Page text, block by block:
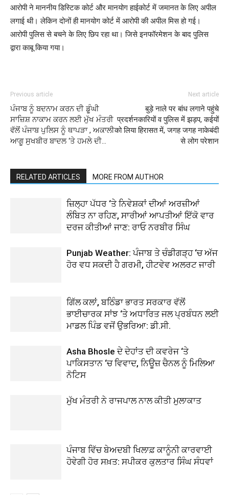
आरोपी ने माननीय डिस्टिक कोर्ट और मानयोग हाईकोर्ट में जमानत के लिए अपील
लगाई थी। लेकिन दोनों ही मानयोग कोर्ट में आरोपी की अपील मिस हो गई।
आरोपी पुलिस से बचने के लिए छिप रहा था। जिसे इनफॉरमेशन के बाद पुलिस
द्वारा काबू किया गया।
Previous article
ਪੰਜਾਬ ਨੂੰ ਬਦਨਾਮ ਕਰਨ ਦੀ ਡੂੰਘੀ
ਸਾਜ਼ਿਸ਼ ਨਾਕਾਮ ਕਰਨ ਲਈ ਮੁੱਖ ਮੰਤਰੀ
ਵੱਲੋਂ ਪੰਜਾਬ ਪੁਲਿਸ ਨੂੰ ਥਾਪੜਾ , ਅਕਾਲੀ
ਆਗੂ ਸੁਖਬੀਰ ਬਾਦਲ ‘ਤੇ ਹਮਲੇ ਦੀ…
Next article
बुड़े नाले पर बांध लगाने पहुंचे
प्रदर्शनकारियों व पुलिस में झड़प, कईयों
को लिया हिरासत में, जगह जगह नाकेबंदी
से लोग परेशान
RELATED ARTICLES MORE FROM AUTHOR
ਜ਼ਿਲ੍ਹਾ ਪੱਧਰ ‘ਤੇ ਨਿਵੇਸ਼ਕਾਂ ਦੀਆਂ ਅਰਜ਼ੀਆਂ
ਲੰਬਿਤ ਨਾ ਰਹਿਣ, ਸਾਰੀਆਂ ਆਪਤੀਆਂ ਇੱਕੋ ਵਾਰ
ਦਰਜ ਕੀਤੀਆਂ ਜਾਣ: ਰਾਓ ਨਰਬੀਰ ਸਿੰਘ
Punjab Weather: ਪੰਜਾਬ ਤੇ ਚੰਡੀਗੜ੍ਹ ‘ਚ ਅੱਜ
ਹੋਰ ਵਧ ਸਕਦੀ ਹੈ ਗਰਮੀ, ਹੀਟਵੇਵ ਅਲਰਟ ਜਾਰੀ
ਗਿੱਲ ਕਲਾਂ, ਬਠਿੰਡਾ ਭਾਰਤ ਸਰਕਾਰ ਵੱਲੋਂ
ਭਾਈਚਾਰਕ ਸਾਂਝ ‘ਤੇ ਅਧਾਰਿਤ ਜਲ ਪ੍ਰਬੰਧਨ ਲਈ
ਮਾਡਲ ਪਿੰਡ ਵਜੋਂ ਉਭਰਿਆ: ਡੀ.ਸੀ.
Asha Bhosle ਦੇ ਦੇਹਾਂਤ ਦੀ ਕਵਰੇਜ ‘ਤੇ
ਪਾਕਿਸਤਾਨ ‘ਚ ਵਿਵਾਦ, ਨਿਊਜ਼ ਚੈਨਲ ਨੂੰ ਮਿਲਿਆ
ਨੋਟਿਸ
ਮੁੱਖ ਮੰਤਰੀ ਨੇ ਰਾਜਪਾਲ ਨਾਲ ਕੀਤੀ ਮੁਲਾਕਾਤ
ਪੰਜਾਬ ਵਿੱਚ ਬੇਅਦਬੀ ਖਿਲਾਫ਼ ਕਾਨੂੰਨੀ ਕਾਰਵਾਈ
ਹੋਵੇਗੀ ਹੋਰ ਸਖ਼ਤ: ਸਪੀਕਰ ਕੁਲਤਾਰ ਸਿੰਘ ਸੰਧਵਾਂ